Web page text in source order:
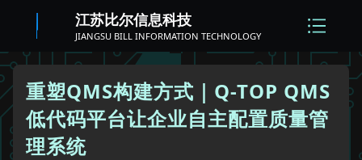
江苏比尔信息科技
JIANGSU BILL INFORMATION TECHNOLOGY
重塑QMS构建方式｜Q-TOP QMS
低代码平台让企业自主配置质量管
理系统